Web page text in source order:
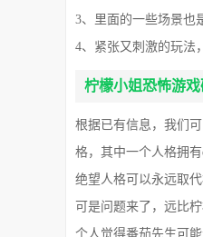
3、里面的一些场景也
4、紧张又刺激的玩法
柠檬小姐恐怖游
根据已有信息，我们
格，其中一个人格拥
绝望人格可以永远取
可是问题来了，远比
个人觉得番茄先生可